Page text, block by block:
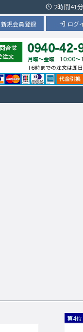
2時間41
ログ
新規会員登録
第4位